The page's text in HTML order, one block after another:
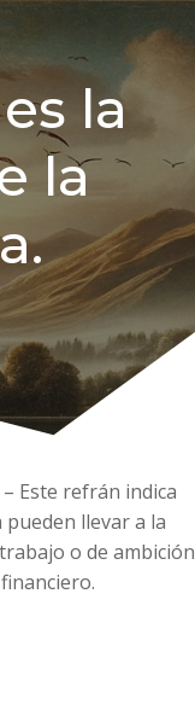
la
la
Este refrán indica
llevar a la
o de ambición